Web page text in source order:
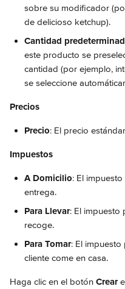
sobre su modificador
de delicioso ketchup).
Cantidad
este producto se
cantidad (por ejemplo,
se seleccione
Precios
Precio: El precio
Impuestos
A Domicilio: El
entrega.
Para Llevar: El impuesto
recoge.
Para Tomar: El
cliente come en casa.
Haga clic en el botón Crear